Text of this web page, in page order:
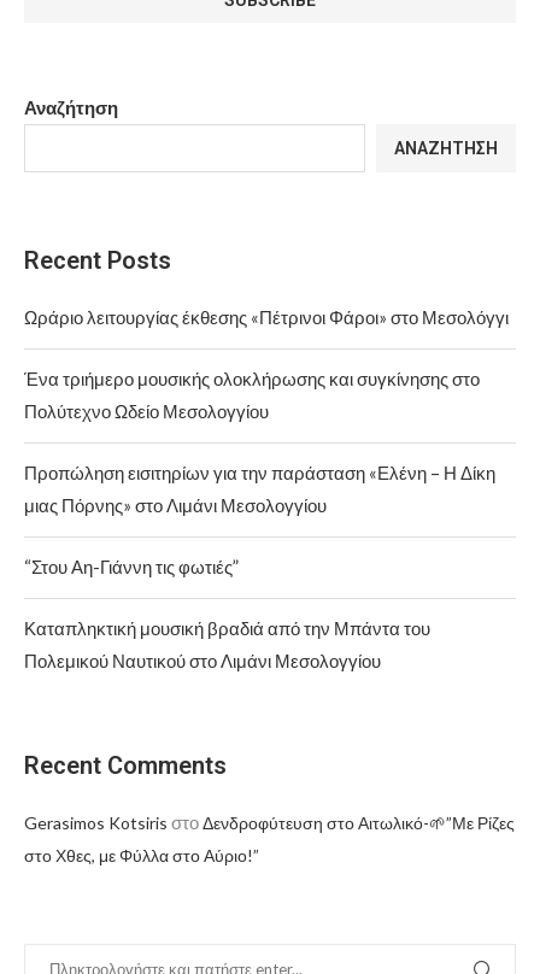
Αναζήτηση
ΑΝΑΖΉΤΗΣΗ
Recent Posts
Ωράριο λειτουργίας έκθεσης «Πέτρινοι Φάροι» στο Μεσολόγγι
Ένα τριήμερο μουσικής ολοκλήρωσης και συγκίνησης στο
Πολύτεχνο Ωδείο Μεσολογγίου
Προπώληση εισιτηρίων για την παράσταση «Ελένη – Η Δίκη
μιας Πόρνης» στο Λιμάνι Μεσολογγίου
“Στου Αη-Γιάννη τις φωτιές”
Καταπληκτική μουσική βραδιά από την Μπάντα του
Πολεμικού Ναυτικού στο Λιμάνι Μεσολογγίου
Recent Comments
Gerasimos Kotsiris στοΔενδροφύτευση στο Αιτωλικό-🌱”Με Ρίζες
στο Χθες, με Φύλλα στο Αύριο!”